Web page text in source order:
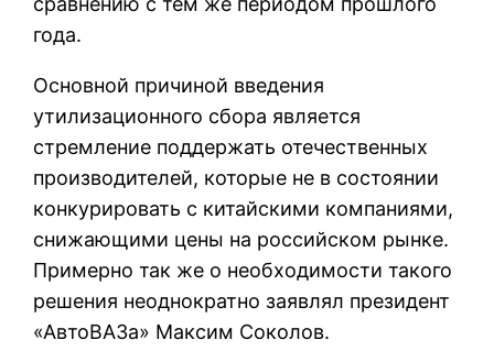
года.
Основной причиной введения
утилизационного сбора является
стремление поддержать отечественных
производителей, которые не в состоянии
конкурировать с китайскими компаниями,
снижающими цены на российском рынке.
Примерно так же о необходимости такого
решения неоднократно заявлял президент
«АвтоВАЗа» Максим Соколов.